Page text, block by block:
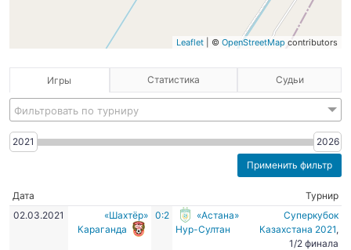
Leaflet | © OpenStreetMap contributors
Игры Статистика Судьи
Фильтровать по турниру
2021 2026
Дата
Турнир
02.03.2021
«Шахтёр»
Караганда
0:2
«Астана»
Нур-Султан
Суперкубок
Казахстана 2021,
1/2 финала